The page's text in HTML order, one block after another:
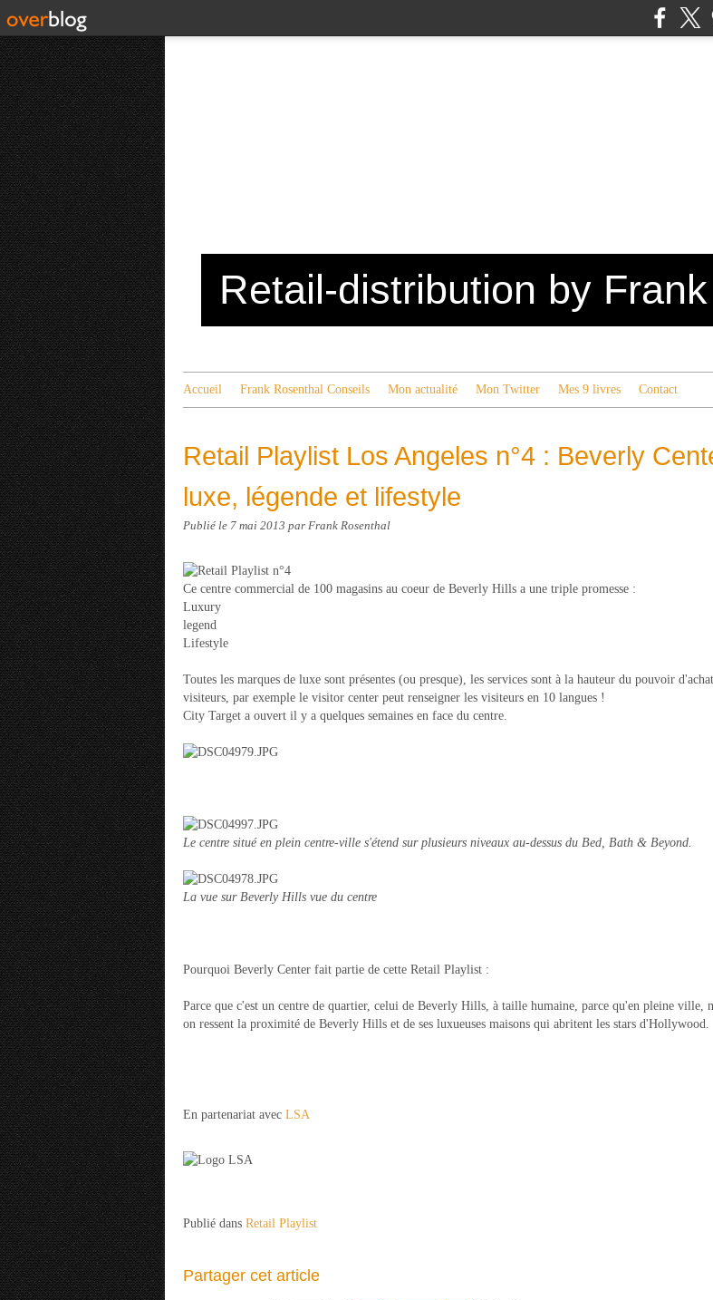
Retail-distribution by
Accueil Frank Rosenthal Conseils Mon actualité Mon Twitter Mes 9 livres Contact
Retail Playlist Los Angeles n°4 : Beverly
luxe, légende et lifestyle
Publié le 7 mai 2013 par Frank Rosenthal
Ce centre commercial de 100 magasins au coeur de Beverly Hills a une triple promesse :
Luxury
legend
Lifestyle
Toutes les marques de luxe sont présentes (ou presque), les services sont à la hauteur du pouvoir
visiteurs, par exemple le visitor center peut renseigner les visiteurs en 10 langues !
City Target a ouvert il y a quelques semaines en face du centre.
Le centre situé en plein centre-ville s'étend sur plusieurs niveaux au-dessus du Bed, Bath & Beyond.
La vue sur Beverly Hills vue du centre
Pourquoi Beverly Center fait partie de cette Retail Playlist :
Parce que c'est un centre de quartier, celui de Beverly Hills, à taille humaine, parce qu'en pleine ville,
on ressent la proximité de Beverly Hills et de ses luxueuses maisons qui abritent les stars d'Hollywood.
En partenariat avec LSA
Publié dans Retail Playlist
Partager cet article